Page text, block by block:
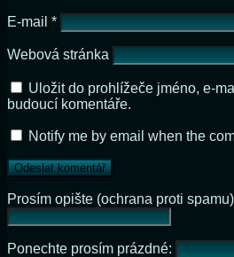
E-mail *
Webová stránka
Uložit do prohlížeče jméno, e-
budoucí komentáře.
Notify me by email when the
Prosím opište (ochrana proti
Ponechte prosím prázdné: